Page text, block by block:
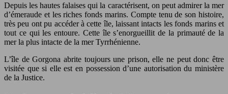
Depuis les hautes falaises qui la caractérisent, on peut admirer la mer
d’émeraude et les riches fonds marins. Compte tenu de son histoire,
très peu ont pu accéder à cette île, laissant intacts les fonds marins et
tout ce qui les entoure. Cette île s’enorgueillit de la primauté de la
mer la plus intacte de la mer Tyrrhénienne.
L’île de Gorgona abrite toujours une prison, elle ne peut donc être
visitée que si elle est en possession d’une autorisation du ministère
de la Justice.